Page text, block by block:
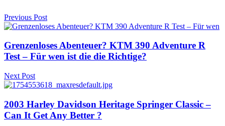
Previous Post
Grenzenloses Abenteuer? KTM 390 Adventure R
Test – Für wen ist die die Richtige?
Next Post
2003 Harley Davidson Heritage Springer Classic –
Can It Get Any Better ?